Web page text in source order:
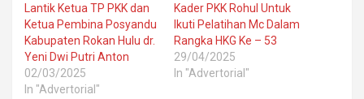
Lantik Ketua TP PKK dan
Ketua Pembina Posyandu
Kabupaten Rokan Hulu dr.
Yeni Dwi Putri Anton
02/03/2025
In "Advertorial"
Kader PKK Rohul Untuk
Ikuti Pelatihan Mc Dalam
Rangka HKG Ke – 53
29/04/2025
In "Advertorial"